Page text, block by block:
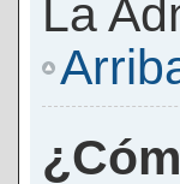
La